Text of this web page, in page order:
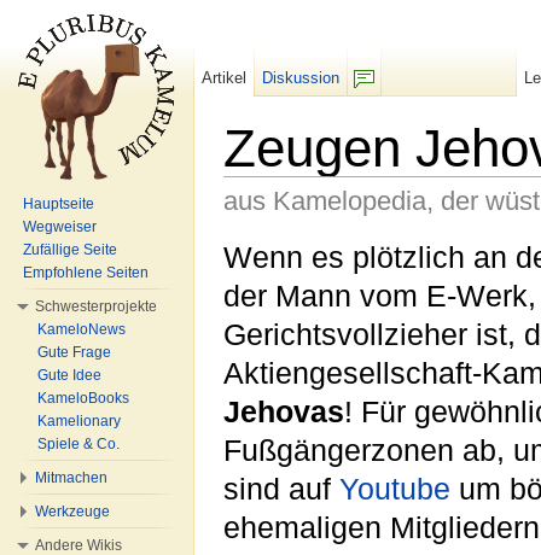
Zeugen
aus Kamelopedia, der
Wenn es plötzlich an
der Mann vom E-
Gerichtsvollzieher ist,
Aktiengesellschaft-
Jehovas! Für
Fußgängerzonen ab,
sind auf Youtube um
ehemaligen
Artikel
Diskussion
Hauptseite
Wegweiser
Zufällige Seite
Empfohlene Seiten
Schwesterprojekte
KameloNews
Gute Frage
Gute Idee
KameloBooks
Kamelionary
Spiele & Co.
Mitmachen
Werkzeuge
Andere Wikis